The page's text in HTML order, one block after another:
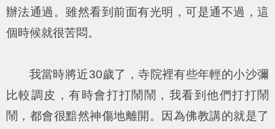
辦法通過。雖然看到前面有光明，可是通不過，這
個時候就很苦悶。
我當時將近30歲了，寺院裡有些年輕的小沙彌
比較調皮，有時會打打鬧鬧，我看到他們打打鬧
鬧，都會很黯然神傷地離開。因為佛教講的就是了